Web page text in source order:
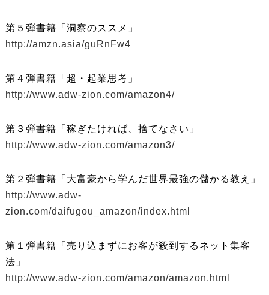
第５弾書籍「洞察のススメ」
http://amzn.asia/guRnFw4
第４弾書籍「超・起業思考」
http://www.adw-zion.com/amazon4/
第３弾書籍「稼ぎたければ、捨てなさい」
http://www.adw-zion.com/amazon3/
第２弾書籍「大富豪から学んだ世界最強の儲かる教え」
http://www.adw-
zion.com/daifugou_amazon/index.html
第１弾書籍「売り込まずにお客が殺到するネット集客
法」
http://www.adw-zion.com/amazon/amazon.html